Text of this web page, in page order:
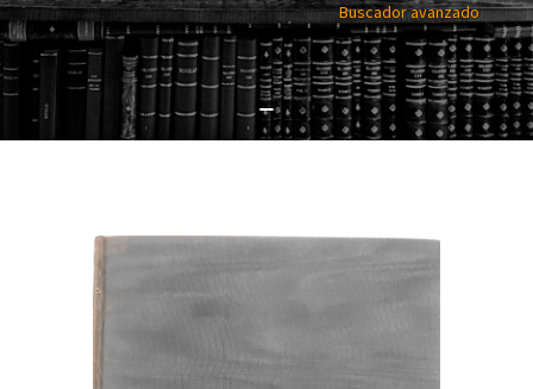
Buscador avanzado